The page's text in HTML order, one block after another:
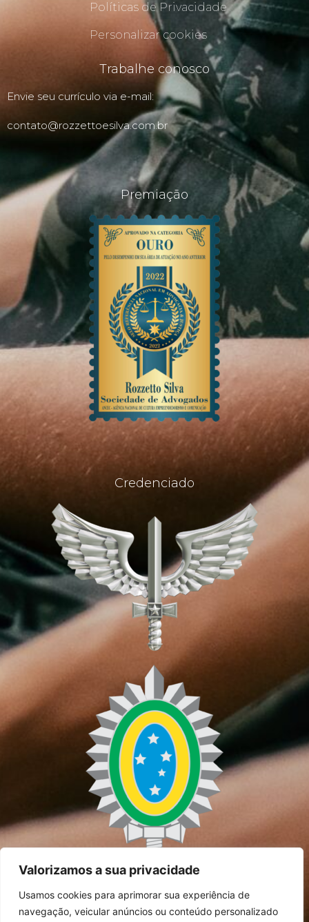
Valorizamos a sua privacidade
Usamos cookies para aprimorar sua experiência de
navegação, veicular anúncios ou conteúdo personalizado
Políticas de Privacidade
Personalizar cookies
Trabalhe conosco
Envie seu currículo via e-mail:
contato@rozzettoesilva.com.br
Premiação
Credenciado